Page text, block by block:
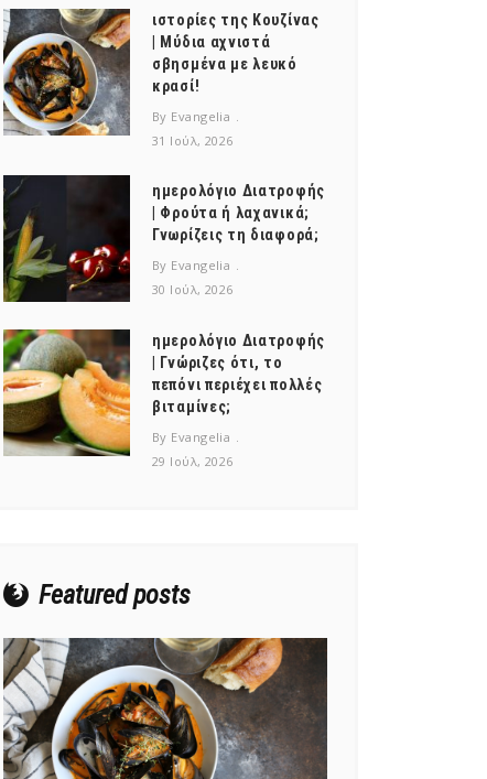
ιστορίες της Κουζίνας
| Μύδια αχνιστά
σβησμένα με λευκό
κρασί!
By Evangelia
31 Ιούλ, 2026
ημερολόγιο Διατροφής
| Φρούτα ή λαχανικά;
Γνωρίζεις τη διαφορά;
By Evangelia
30 Ιούλ, 2026
ημερολόγιο Διατροφής
| Γνώριζες ότι, το
πεπόνι περιέχει πολλές
βιταμίνες;
By Evangelia
29 Ιούλ, 2026
Featured posts